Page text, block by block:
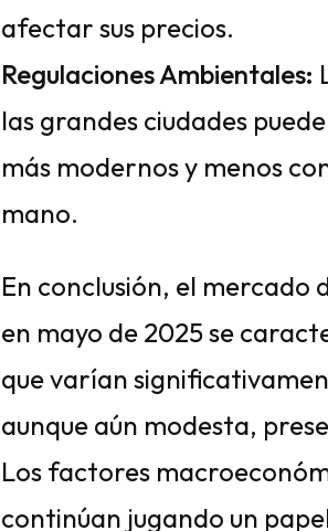
afectar sus precios.
Regulaciones Ambientales:
las grandes ciudades
más modernos y menos
mano.
En conclusión, el mercado
en mayo de 2025 se
que varían
aunque aún modesta,
Los factores
continúan jugando un